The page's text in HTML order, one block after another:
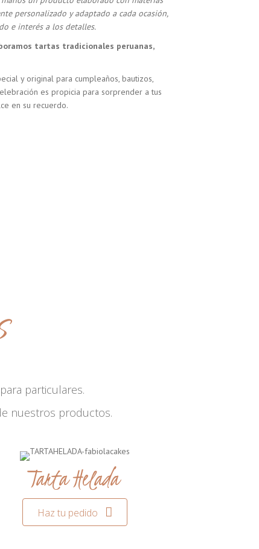
personalizado y adaptado a cada ocasión,
e interés a los detalles.
tartas tradicionales peruanas,
y original para cumpleaños, bautizos,
es propicia para sorprender a tus
en su recuerdo.
para particulares.
nuestros productos.
Tarta Helada
Haz tu pedido